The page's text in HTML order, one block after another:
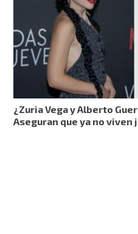
¿Zuria Vega y Alberto
Aseguran que ya no viven